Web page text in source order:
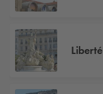
Liberté